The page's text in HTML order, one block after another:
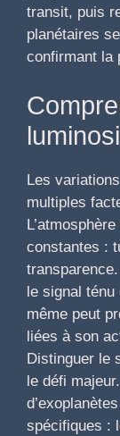
transit, puis
planétaires
confirmant la
Les
multiples
constantes :
le signal ténu
même peut
liées à son
Distinguer le
le défi
spécifiques :